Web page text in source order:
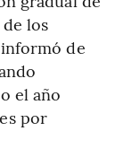
los
de
el año
por